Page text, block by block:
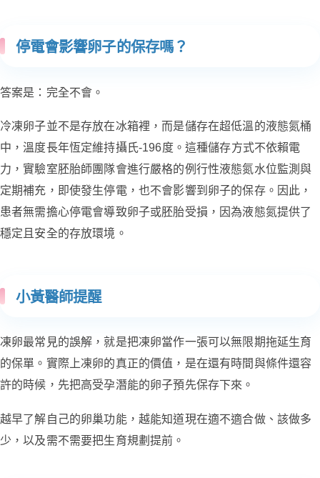
停電會影響卵子的保存嗎？
答案是：完全不會。
冷凍卵子並不是存放在冰箱裡，而是儲存在超低溫的液態氮桶
中，溫度長年恆定維持攝氏-196度。這種儲存方式不依賴電
力，實驗室胚胎師團隊會進行嚴格的例行性液態氮水位監測與
定期補充，即使發生停電，也不會影響到卵子的保存。因此，
患者無需擔心停電會導致卵子或胚胎受損，因為液態氮提供了
穩定且安全的存放環境。
小黃醫師提醒
凍卵最常見的誤解，就是把凍卵當作一張可以無限期拖延生育
的保單。實際上凍卵的真正的價值，是在還有時間與條件還容
許的時候，先把高受孕潛能的卵子預先保存下來。
越早了解自己的卵巢功能，越能知道現在適不適合做、該做多
少，以及需不需要把生育規劃提前。